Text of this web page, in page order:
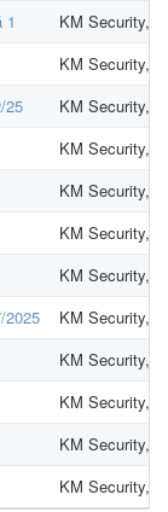
1
KM Security,
KM Security,
25
KM Security,
KM Security,
KM Security,
KM Security,
KM Security,
2025
KM Security,
KM Security,
KM Security,
KM Security,
KM Security,